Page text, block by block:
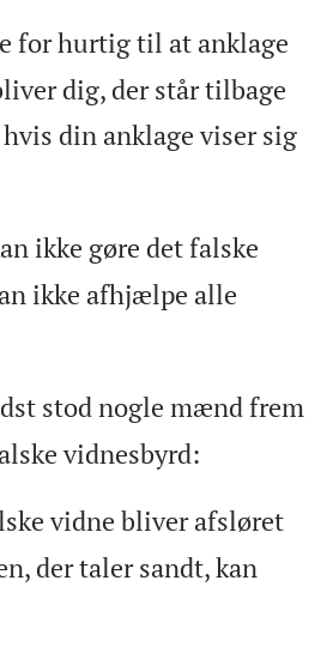
for hurtig til at anklage
dig, der står tilbage
din anklage viser sig
ikke gøre det falske
ikke afhjælpe alle
stod nogle mænd frem
vidnesbyrd:
vidne bliver afsløret
der taler sandt, kan